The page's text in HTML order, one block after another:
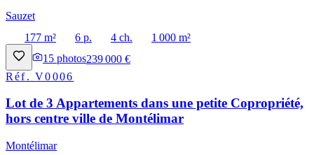
Sauzet
177 m²
6 p. 4 ch.
1 000 m²
15 photos239 000 €
Réf.V0006
Lot de 3 Appartements dans une petite Copropriété,
hors centre ville de Montélimar
Montélimar